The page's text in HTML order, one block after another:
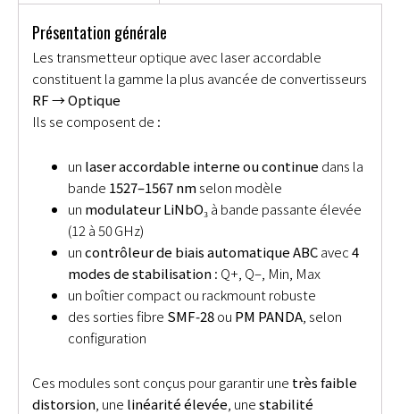
Présentation générale
Les transmetteur optique avec laser accordable
constituent la gamme la plus avancée de convertisseurs
RF → Optique
Ils se composent de :
un laser accordable interne ou continue dans la
bande 1527–1567 nmselon modèle
un modulateur LiNbO₃à bande passante élevée
(12 à 50 GHz)
uncontrôleur de biais automatique ABCavec4
modes de stabilisation: Q+, Q–, Min, Max
un boîtier compact ou rackmount robuste
des sorties fibre SMF‑28ou PM PANDA , selon
configuration
Ces modules sont conçus pour garantir une très faible
distorsion , une linéarité élevée , unestabilité